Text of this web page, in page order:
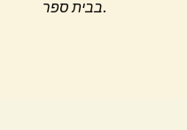
בבית ספר.